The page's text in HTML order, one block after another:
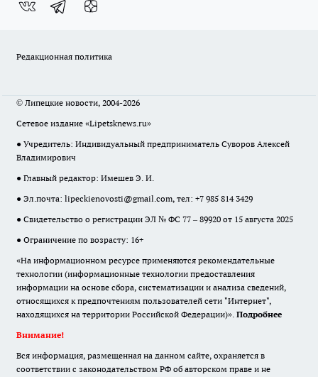
Редакционная политика
© Липецкие новости, 2004-2026
Сетевое издание «Lipetsknews.ru»
● Учредитель: Индивидуальный предприниматель Суворов Алексей
Владимирович
● Главный редактор: Имешев Э. И.
● Эл.почта: lipeckienovosti@gmail.com, тел: +7 985 814 3429
● Свидетельство о регистрации ЭЛ № ФС 77 – 89920 от 15 августа 2025
● Ограничение по возрасту: 16+
«На информационном ресурсе применяются рекомендательные
технологии (информационные технологии предоставления
информации на основе сбора, систематизации и анализа сведений,
относящихся к предпочтениям пользователей сети "Интернет",
находящихся на территории Российской Федерации)». Подробнее
Внимание!
Вся информация, размещенная на данном сайте, охраняется в
соответствии с законодательством РФ об авторском праве и не